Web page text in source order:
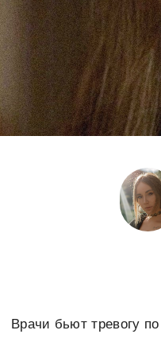
Врачи бьют тревогу